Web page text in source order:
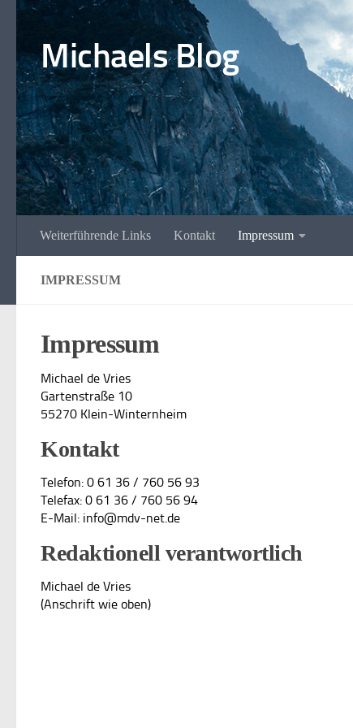
Unter dem Inhalt
Michaels Blog
Weiterführende Links Kontakt Impressum
IMPRESSUM
Impressum
Michael de Vries
Gartenstraße 10
55270 Klein-Winternheim
Kontakt
Telefon: 0 61 36 / 760 56 93
Telefax: 0 61 36 / 760 56 94
E-Mail: info@mdv-net.de
Redaktionell verantwortlich
Michael de Vries
(Anschrift wie oben)